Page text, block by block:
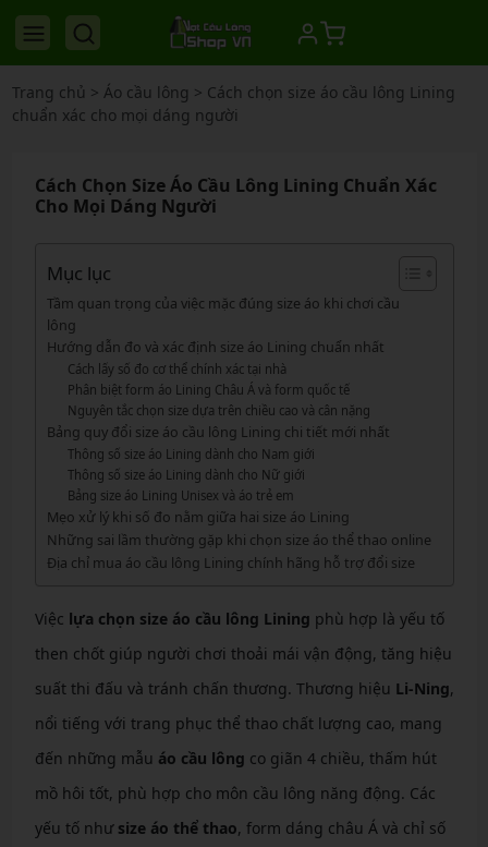
Trang chủ > Áo cầu lông > Cách chọn size áo cầu lông Lining
chuẩn xác cho mọi dáng người
Cách Chọn Size Áo Cầu Lông Lining Chuẩn Xác
Cho Mọi Dáng Người
Mục lục
Tầm quan trọng của việc mặc đúng size áo khi chơi cầu
lông
Hướng dẫn đo và xác định size áo Lining chuẩn nhất
Cách lấy số đo cơ thể chính xác tại nhà
Phân biệt form áo Lining Châu Á và form quốc tế
Nguyên tắc chọn size dựa trên chiều cao và cân nặng
Bảng quy đổi size áo cầu lông Lining chi tiết mới nhất
Thông số size áo Lining dành cho Nam giới
Thông số size áo Lining dành cho Nữ giới
Bảng size áo Lining Unisex và áo trẻ em
Mẹo xử lý khi số đo nằm giữa hai size áo Lining
Những sai lầm thường gặp khi chọn size áo thể thao online
Địa chỉ mua áo cầu lông Lining chính hãng hỗ trợ đổi size
Việc lựa chọn size áo cầu lông Lining phù hợp là yếu tố
then chốt giúp người chơi thoải mái vận động, tăng hiệu
suất thi đấu và tránh chấn thương. Thương hiệu Li-Ning,
nổi tiếng với trang phục thể thao chất lượng cao, mang
đến những mẫu áo cầu lông co giãn 4 chiều, thấm hút
mồ hôi tốt, phù hợp cho môn cầu lông năng động. Các
yếu tố như size áo thể thao, form dáng châu Á và chỉ số